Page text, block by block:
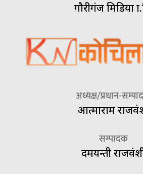
गौरीगंज मिडिया
अध्यक्ष/प्रधान-
आत्माराम
सम्पादक
दमयन्ती